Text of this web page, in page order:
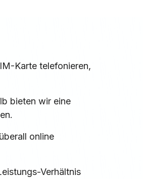
Karte telefonieren,
bieten wir eine
online
Verhältnis